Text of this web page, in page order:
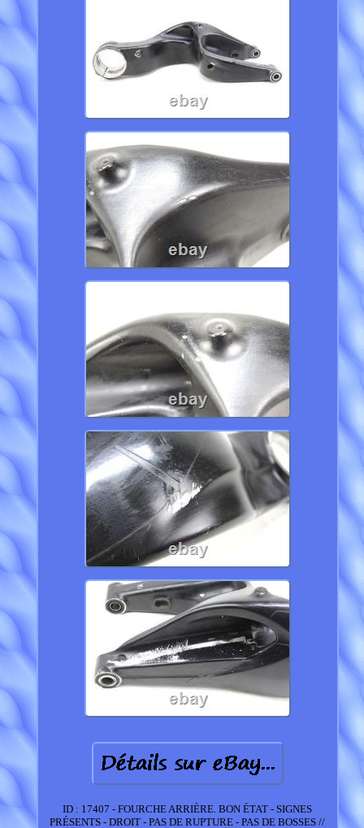
ID : 17407 - FOURCHE ARRIÈRE. BON ÉTAT - SIGNES
PRÉSENTS - DROIT - PAS DE RUPTURE - PAS DE BOSSES //